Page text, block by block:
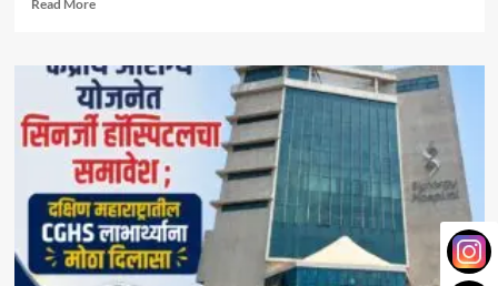
Read More
मिरज
पंचायत
समितीत
महायुतीचा
झेंडा;
सभापतीपदी
राणी
भोरे,
उपसभापतीपदी
ललिता
शेजूळ